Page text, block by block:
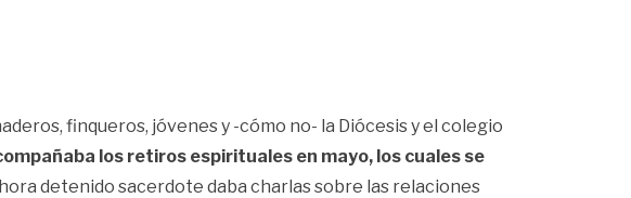
finqueros, jóvenes y -cómo no- la Diócesis y el colegio
los retiros espirituales en mayo, los cuales se
detenido sacerdote daba charlas sobre las relaciones